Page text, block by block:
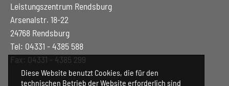
Leistungszentrum Rendsburg
Arsenalstr. 18-22
24768 Rendsburg
Tel: 04331 - 4385 588
Fax: 04331 - 4385 299
Diese Website benutzt Cookies, die für den
technischen Betrieb der Website erforderlich sind